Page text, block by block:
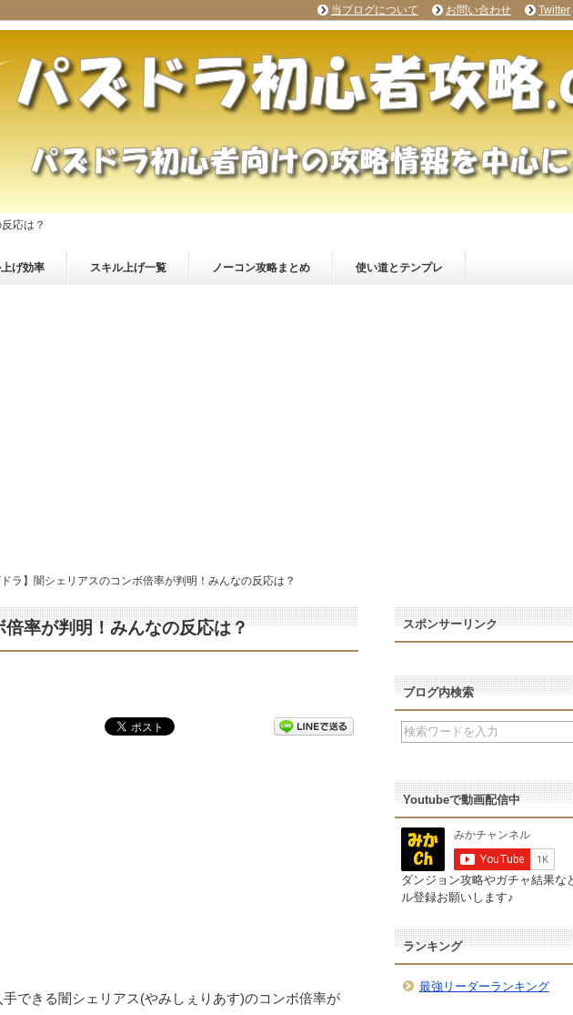
応は？
げ効率 スキル上げ一覧 ノーコン攻略まとめ 使い道とテンプレ
ドラ】闇シェリアスのコンボ倍率が判明！みんなの反応は？
率が判明！みんなの反応は？
できる闇シェリアス(やみしぇりあす)のコンボ倍率が
スポンサーリンク
ブログ内検索
Youtubeで動画配信中
ダンジョン攻略やガチャ結果な
ル登録お願いします♪
ランキング
最強リーダーランキング
当ブログについて お問い合わせ Twitter